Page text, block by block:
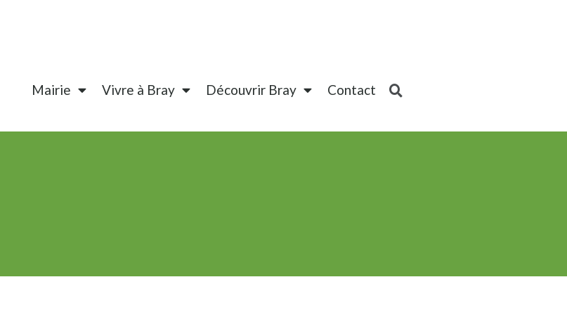
Mairie Vivre à Bray Découvrir Bray Contact